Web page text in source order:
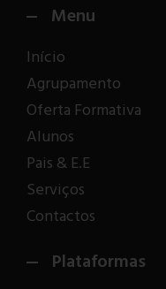
Menu
Início
Agrupamento
Oferta Formativa
Alunos
Pais & E.E
Serviços
Contactos
Plataformas